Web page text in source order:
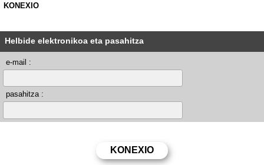
KONEXIO
Helbide elektronikoa eta pasahitza
e-mail :
pasahitza :